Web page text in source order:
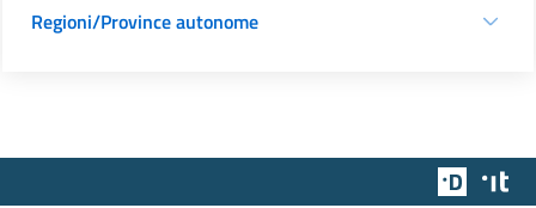
Regioni/Province autonome
Team